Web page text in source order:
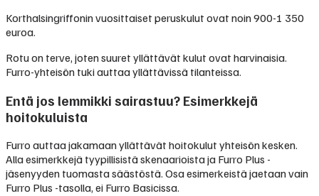
Korthalsingriffonin vuosittaiset peruskulut ovat noin 900-1 350
euroa.
Rotu on terve, joten suuret yllättävät kulut ovat harvinaisia.
Furro-yhteisön tuki auttaa yllättävissä tilanteissa.
Entä jos lemmikki sairastuu? Esimerkkejä
hoitokuluista
Furro auttaa jakamaan yllättävät hoitokulut yhteisön kesken.
Alla esimerkkejä tyypillisistä skenaarioista ja Furro Plus -
jäsenyyden tuomasta säästöstä. Osa esimerkeistä jaetaan vain
Furro Plus -tasolla, ei Furro Basicissa.